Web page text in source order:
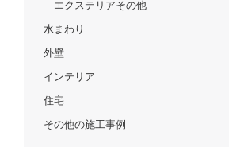
エクステリアその他
水まわり
外壁
インテリア
住宅
その他の施工事例